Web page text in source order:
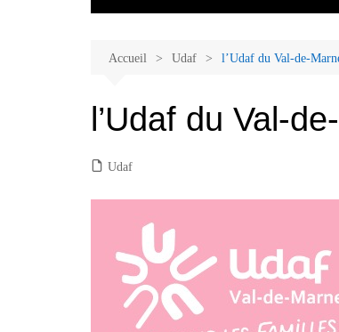
Accueil Udaf l’Udaf du Val-de-
l’Udaf du Val-
Udaf